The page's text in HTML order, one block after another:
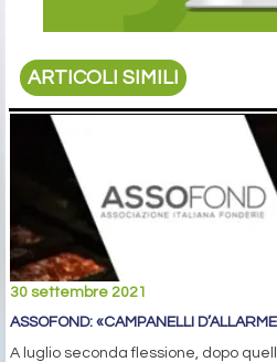
ARTICOLI SIMILI
30 settembre 2021
ASSOFOND: «CAMPANELLI
A luglio seconda flessione, dopo